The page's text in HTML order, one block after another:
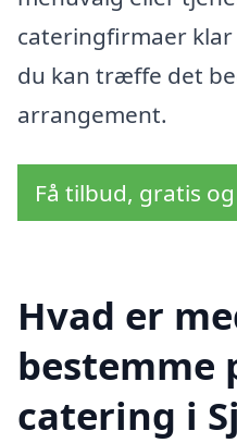
cateringfirmaer
du kan træffe det
arrangement.
Få tilbud, gratis
Hvad er
bestemme
catering i